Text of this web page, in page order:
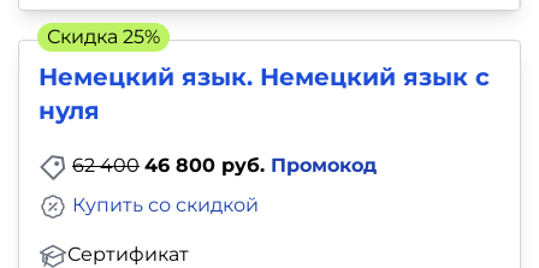
Немецкий язык. Немецкий язык с
нуля
62 400 46 800 руб. Промокод
Сертификат
Купить со скидкой
Скидка 25%
и
саморазвитие
Прочее
Репетиторы
Тесты